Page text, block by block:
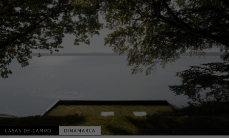
CASAS DE CAMPO DINAMARCA